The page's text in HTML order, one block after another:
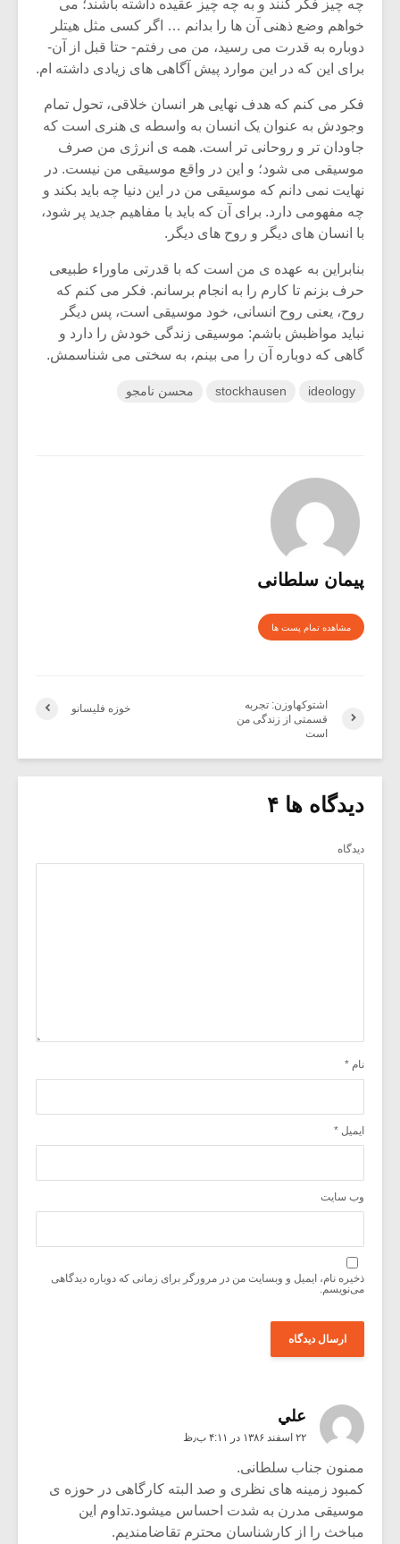
چه چیز فکر کنند و به چه چیز عقیده داشته باشند؛ می
خواهم وضع ذهنی آن ها را بدانم … اگر کسی مثل هیتلر
دوباره به قدرت می رسید، من می رفتم- حتا قبل از آن-
برای این که در این موارد پیش آگاهی های زیادی داشته ام.
فکر می کنم که هدف نهایی هر انسان خلاقی، تحول تمام
وجودش به عنوان یک انسان به واسطه ی هنری است که
جاودان تر و روحانی تر است. همه ی انرژی من صرف
موسیقی می شود؛ و این در واقع موسیقی من نیست. در
نهایت نمی دانم که موسیقی من در این دنیا چه باید بکند و
چه مفهومی دارد. برای آن که باید با مفاهیم جدید پر شود،
با انسان های دیگر و روح های دیگر.
بنابراین به عهده ی من است که با قدرتی ماوراء طبیعی
حرف بزنم تا کارم را به انجام برسانم. فکر می کنم که
روح، یعنی روح انسانی، خود موسیقی است، پس دیگر
نباید مواظبش باشم: موسیقی زندگی خودش را دارد و
گاهی که دوباره آن را می بینم، به سختی می شناسمش.
ideology
stockhausen محسن نامجو
پیمان سلطانی
مشاهده تمام پست ها
خوزه فلیسانو
اشتوکهاوزن: تجربه
قسمتی از زندگی من
است
دیدگاه ها ۴
دیدگاه
نام *
ایمیل *
وب‌ سایت
ذخیره نام، ایمیل و وبسایت من در مرورگر برای زمانی که دوباره دیدگاهی
می‌نویسم.
علي
۲۲ اسفند ۱۳۸۶ در ۴:۱۱ ب٫ظ
ممنون جناب سلطانی.
کمبود زمینه های نظری و صد البته کارگاهی در حوزه ی
موسیقی مدرن به شدت احساس میشود.تداوم این
مباخث را از کارشناسان محترم تقاضامندیم.